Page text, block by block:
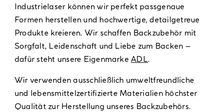
Industrielaser können wir perfekt passgenaue
Formen herstellen und hochwertige, detailgetreue
Produkte kreieren. Wir schaffen Backzubehör mit
Sorgfalt, Leidenschaft und Liebe zum Backen –
dafür steht unsere EigenmarkeADL.
Wir verwenden ausschließlich umweltfreundliche
und lebensmittelzertifizierte Materialien höchster
Qualität zur Herstellung unseres Backzubehörs.